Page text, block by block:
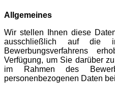
Allgemeines
Wir stellen Ihnen diese
ausschließlich auf die
Bewerbungsverfahrens
Verfügung, um Sie darüber
im Rahmen des
personenbezogenen Daten